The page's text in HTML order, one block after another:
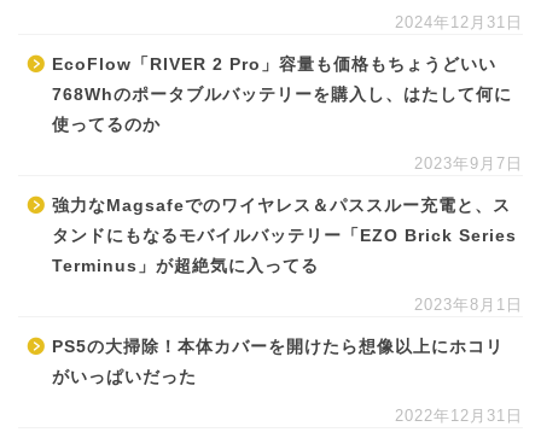
2024年12月31日
EcoFlow「RIVER 2 Pro」容量も価格もちょうどいい
768Whのポータブルバッテリーを購入し、はたして何に
使ってるのか
2023年9月7日
強力なMagsafeでのワイヤレス＆パススルー充電と、ス
タンドにもなるモバイルバッテリー「EZO Brick Series
Terminus」が超絶気に入ってる
2023年8月1日
PS5の大掃除！本体カバーを開けたら想像以上にホコリ
がいっぱいだった
2022年12月31日